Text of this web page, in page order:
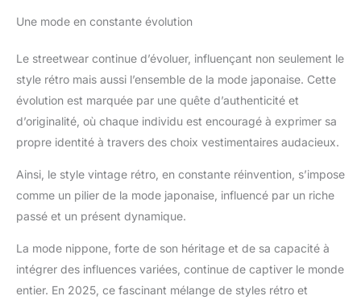
Une mode en constante évolution
Le streetwear continue d’évoluer, influençant non seulement le
style rétro mais aussi l’ensemble de la mode japonaise. Cette
évolution est marquée par une quête d’authenticité et
d’originalité, où chaque individu est encouragé à exprimer sa
propre identité à travers des choix vestimentaires audacieux.
Ainsi, le style vintage rétro, en constante réinvention, s’impose
comme un pilier de la mode japonaise, influencé par un riche
passé et un présent dynamique.
La mode nippone, forte de son héritage et de sa capacité à
intégrer des influences variées, continue de captiver le monde
entier. En 2025, ce fascinant mélange de styles rétro et